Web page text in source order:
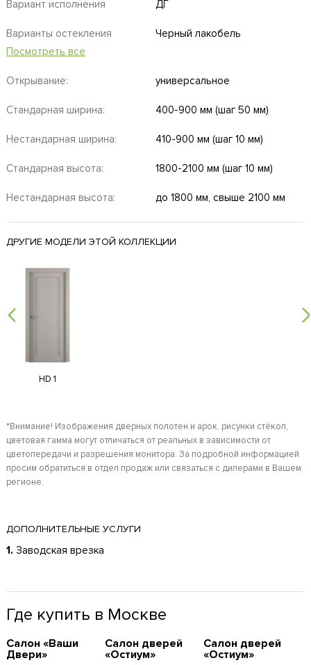
Вариант исполнения ДГ
Варианты остекления
Посмотреть все
Черный лакобель
Открывание: универсальное
Стандарная ширина: 400-900 мм (шаг 50 мм)
Нестандарная ширина: 410-900 мм (шаг 10 мм)
Стандарная высота: 1800-2100 мм (шаг 10 мм)
Нестандарная высота: до 1800 мм, свыше 2100 мм
ДРУГИЕ МОДЕЛИ ЭТОЙ КОЛЛЕКЦИИ
HD 1
*Внимание! Изображения дверных полотен и арок, рисунки стёкол,
цветовая гамма могут отличаться от реальных в зависимости от
цветопередачи и разрешения монитора. За подробной информацией
просим обратиться в отдел продаж или связаться с дилерами в Вашем
регионе.
ДОПОЛНИТЕЛЬНЫЕ УСЛУГИ
1. Заводская врезка
Где купить в Москве
Cалон «Ваши
Двери»
Cалон дверей
«Остиум»
Cалон дверей
«Остиум»